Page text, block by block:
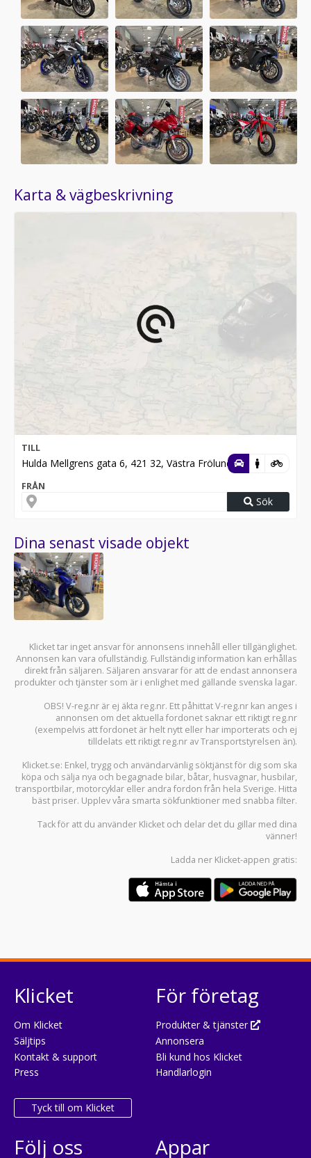
Karta & vägbeskrivning
TILL
Hulda Mellgrens gata 6, 421 32, Västra Frölunda
FRÅN
Sök
Dina senast visade objekt
Klicket tar inget ansvar för annonsens innehåll eller tillgänglighet.
Annonsen kan vara ofullständig. Fullständig information kan erhållas
direkt från säljaren. Säljaren ansvarar för att de endast annonsera
produkter och tjänster som är i enlighet med gällande svenska lagar.
OBS! V-reg.nr är ej äkta reg.nr. Ett påhittat V-reg.nr kan anges i
annonsen om det aktuella fordonet saknar ett riktigt reg.nr
(exempelvis att fordonet är helt nytt eller har importerats och ej
tilldelats ett riktigt reg.nr av Transportstyrelsen än).
Klicket.se: Enkel, trygg och användarvänlig söktjänst för dig som ska
köpa och sälja nya och begagnade bilar, båtar, husvagnar, husbilar,
transportbilar, motorcyklar eller andra fordon från hela Sverige. Hitta
bäst priser. Upplev våra smarta sökfunktioner med snabba filter.
Tack för att du använder Klicket och delar det du gillar med dina
vänner!
Ladda ner Klicket-appen gratis:
Klicket
Om Klicket
Säljtips
Kontakt & support
Press
Tyck till om Klicket
För företag
Produkter & tjänster
Annonsera
Bli kund hos Klicket
Handlarlogin
Följ oss Appar